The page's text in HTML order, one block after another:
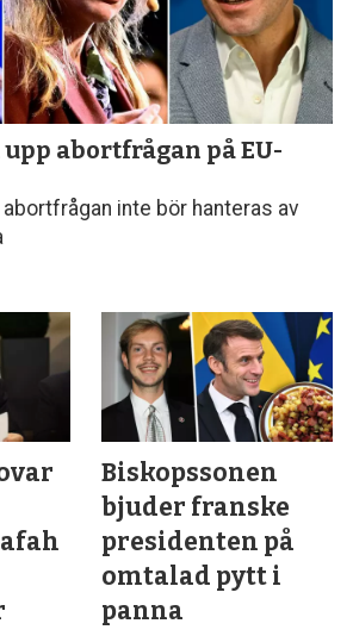
abortfrågan på EU-
inte bör hanteras av
Biskopssonen
bjuder franske
presidenten på
omtalad pytt i
panna